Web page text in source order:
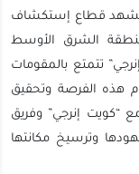
يشهد قطاع إستكشاف
الشرق الأوسط
تتمتع بالمقومات
هذه الفرصة وتحقيق
“كويت إنرجي” وفريق
وترسيخ مكانتها